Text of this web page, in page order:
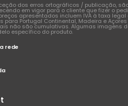
dos erros ortográficos / publicação,
em vigor para o cliente que fizer o
apresentados incluem IVA à taxa legal
Portugal Continental, Madeira e
não são cumulativas. Algumas imagens
específico do produto.
rede